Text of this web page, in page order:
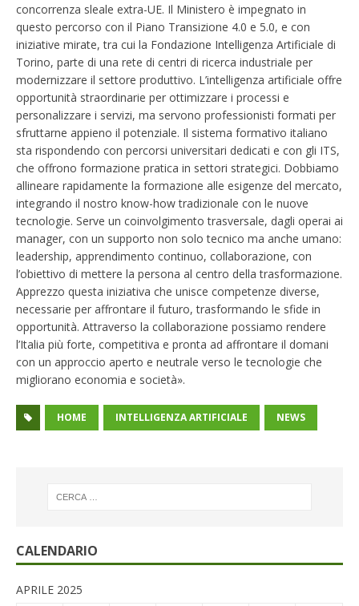
concorrenza sleale extra-UE. Il Ministero è impegnato in
questo percorso con il Piano Transizione 4.0 e 5.0, e con
iniziative mirate, tra cui la Fondazione Intelligenza Artificiale di
Torino, parte di una rete di centri di ricerca industriale per
modernizzare il settore produttivo. L’intelligenza artificiale offre
opportunità straordinarie per ottimizzare i processi e
personalizzare i servizi, ma servono professionisti formati per
sfruttarne appieno il potenziale. Il sistema formativo italiano
sta rispondendo con percorsi universitari dedicati e con gli ITS,
che offrono formazione pratica in settori strategici. Dobbiamo
allineare rapidamente la formazione alle esigenze del mercato,
integrando il nostro know-how tradizionale con le nuove
tecnologie. Serve un coinvolgimento trasversale, dagli operai ai
manager, con un supporto non solo tecnico ma anche umano:
leadership, apprendimento continuo, collaborazione, con
l’obiettivo di mettere la persona al centro della trasformazione.
Apprezzo questa iniziativa che unisce competenze diverse,
necessarie per affrontare il futuro, trasformando le sfide in
opportunità. Attraverso la collaborazione possiamo rendere
l’Italia più forte, competitiva e pronta ad affrontare il domani
con un approccio aperto e neutrale verso le tecnologie che
migliorano economia e società».
HOME INTELLIGENZA ARTIFICIALE NEWS
CALENDARIO
APRILE 2025